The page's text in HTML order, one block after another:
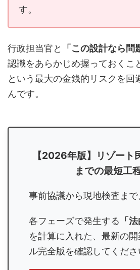
す。
行政担当官と 「この設計なら問
認識をあらかじめ握っておくこ
という最大の金銭的リスクを回
んです。
【2026年版】リゾート
までの最短工
事前協議から現地検査まで
各フェーズで発生する 「
を計算に入れた、最新の
ル完全版を確認してくださ